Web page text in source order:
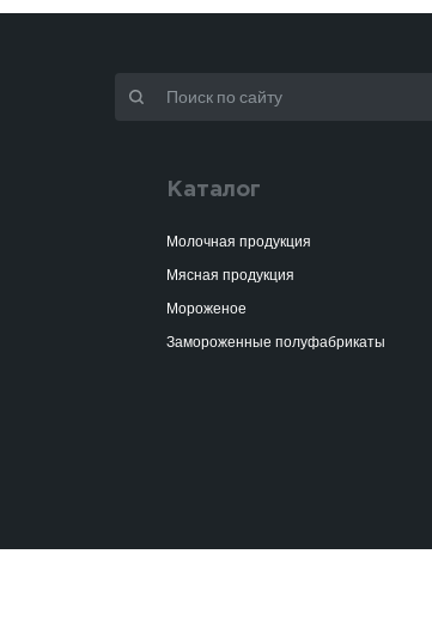
Каталог
Молочная продукция
Мясная продукция
Мороженое
Замороженные полуфабрикаты